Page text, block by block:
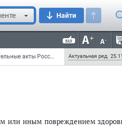
Найти
Федеральный закон от 2 июля 2013 г. N 167-ФЗ "О внесении изменений в отдельные законодательные акты Российской Федерации по вопросам устройства детей-сирот и детей, оставшихся без попечения родителей" (с изменениями и дополнениями) Актуальная ред.
детей-сирот и детей,
лиц из числа детей-сирот и
договора найма
и детей, оставшихся без
родителей, выселение из
или иным повреждением